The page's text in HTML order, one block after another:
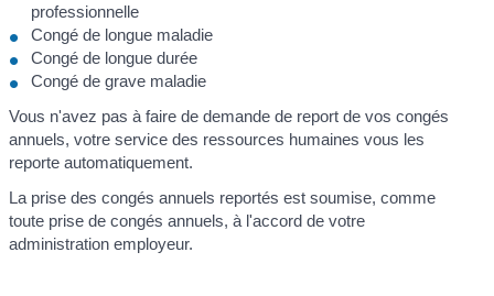
professionnelle
Congé de longue maladie
Congé de longue durée
Congé de grave maladie
Vous n'avez pas à faire de demande de report de vos congés
annuels, votre service des ressources humaines vous les
reporte automatiquement.
La prise des congés annuels reportés est soumise, comme
toute prise de congés annuels, à l'accord de votre
administration employeur.